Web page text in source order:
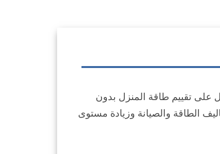
من 1 إلى 4 وحدات الحصول على تقييم طاقة المنزل بدون
الطاقة والصيانة وزيادة مستوى